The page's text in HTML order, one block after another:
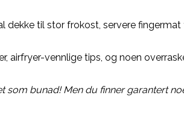
dekke til stor frokost, servere
vennlige tips, og noen
bunad! Men du finner garantert